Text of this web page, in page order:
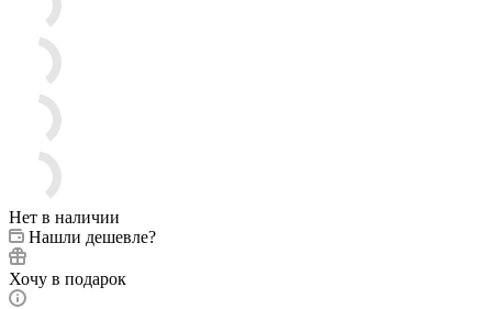
Нет в наличии
Нашли дешевле?
Хочу в подарок